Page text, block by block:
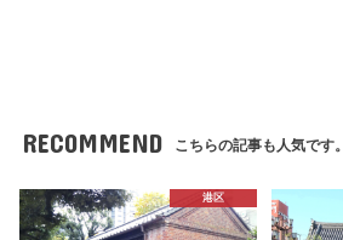
RECOMMEND こちらの記事も人気です。
港区